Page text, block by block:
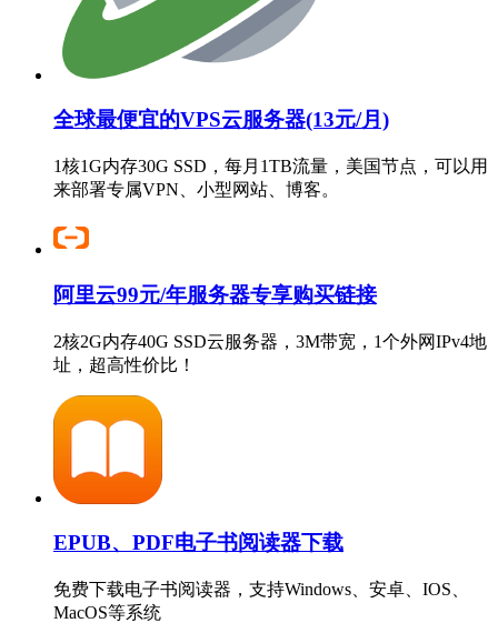
全球最便宜的VPS云服务器(13元/月)
1核1G内存30G SSD，每月1TB流量，美国节点，可以用
来部署专属VPN、小型网站、博客。
阿里云99元/年服务器专享购买链接
2核2G内存40G SSD云服务器，3M带宽，1个外网IPv4地
址，超高性价比！
EPUB、PDF电子书阅读器下载
免费下载电子书阅读器，支持Windows、安卓、IOS、
MacOS等系统